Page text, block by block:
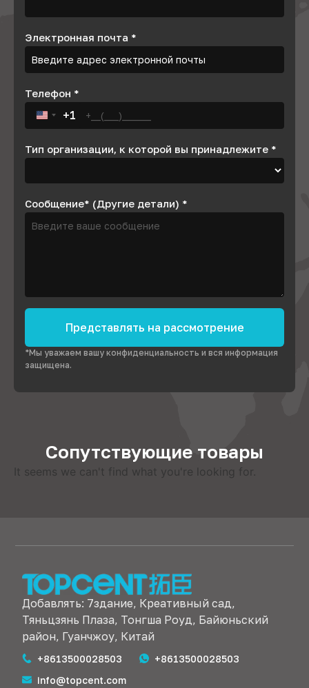
Электронная почта *
Телефон *
United States +1
+1
Тип организации, к которой вы принадлежите *
Сообщение* (Другие детали) *
Представлять на рассмотрение
*Мы уважаем вашу конфиденциальность и вся информация
защищена.
Сопутствующие товары
It seems we can't find what you're looking for .
Добавлять: 7здание, Креативный сад,
Тяньцзянь Плаза, Тонгша Роуд, Байюньский
район, Гуанчжоу, Китай
+8613500028503
+8613500028503
info@topcent.com